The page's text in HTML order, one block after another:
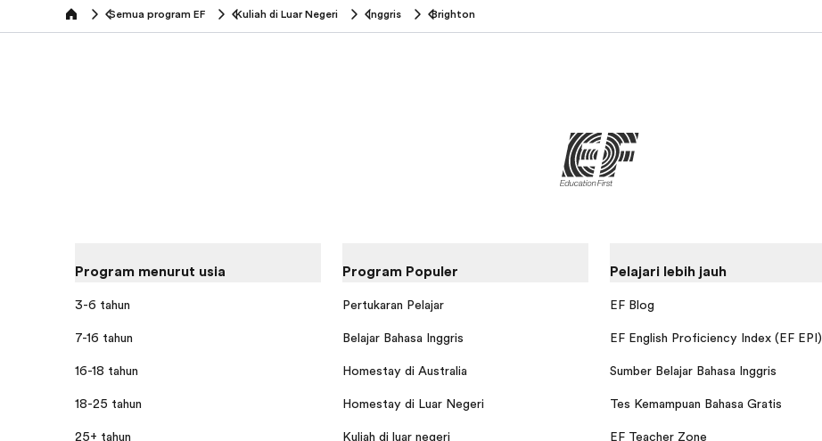
home Semua program EF Kuliah di Luar Negeri Inggris Brighton
Program menurut usia
3-6 tahun
7-16 tahun
16-18 tahun
18-25 tahun
25+ tahun
Program Populer
Pertukaran Pelajar
Belajar Bahasa Inggris
Homestay di Australia
Homestay di Luar Negeri
Kuliah di luar negeri
Pelajari lebih jauh
EF Blog
EF English Proficiency Index (EF EPI)
Sumber Belajar Bahasa Inggris
Tes Kemampuan Bahasa Gratis
EF Teacher Zone